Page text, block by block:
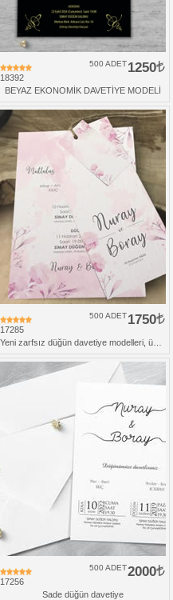
18392
1250
500 ADET
BEYAZ EKONOMİK DAVETİYE MODELİ
17285
1750
500 ADET
17256
2000
500 ADET
Sade düğün davetiye